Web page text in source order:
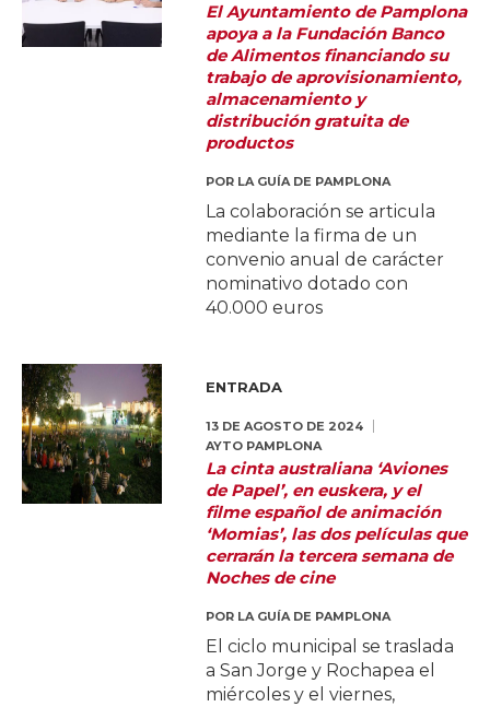
El Ayuntamiento de Pamplona
apoya a la Fundación Banco
de Alimentos financiando su
trabajo de aprovisionamiento,
almacenamiento y
distribución gratuita de
productos
POR LA GUÍA DE PAMPLONA
La colaboración se articula
mediante la firma de un
convenio anual de carácter
nominativo dotado con
40.000 euros
ENTRADA
13 DE AGOSTO DE 2024
AYTO PAMPLONA
La cinta australiana ‘Aviones
de Papel’, en euskera, y el
filme español de animación
‘Momias’, las dos películas que
cerrarán la tercera semana de
Noches de cine
POR LA GUÍA DE PAMPLONA
El ciclo municipal se traslada
a San Jorge y Rochapea el
miércoles y el viernes,